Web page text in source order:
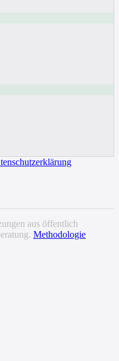
aus öffentlich
Methodologie